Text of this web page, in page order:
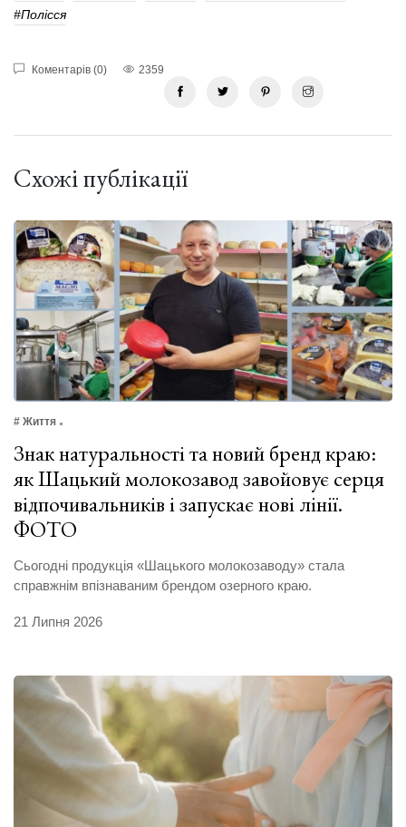
#Полісся
Коментарів (0) 2359
Схожі публікації
# Життя
Знак натуральності та новий бренд краю:
як Шацький молокозавод завойовує серця
відпочивальників і запускає нові лінії.
ФОТО
Сьогодні продукція «Шацького молокозаводу» стала
справжнім впізнаваним брендом озерного краю.
21 Липня 2026